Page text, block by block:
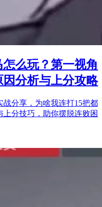
怎么玩？第一视角
分析与上分攻略
战分享，为啥我连打15把都
分技巧，助你摆脱连败困